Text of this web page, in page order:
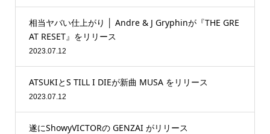
相当ヤバい仕上がり │ Andre & J Gryphinが『THE GRE
AT RESET』をリリース
2023.07.12
ATSUKIとS TILL I DIEが新曲 MUSA をリリース
2023.07.12
遂にShowyVICTORの GENZAI がリリース